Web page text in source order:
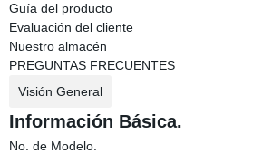
Guía del producto
Evaluación del cliente
Nuestro almacén
PREGUNTAS FRECUENTES
Visión General
Información Básica.
No. de Modelo.